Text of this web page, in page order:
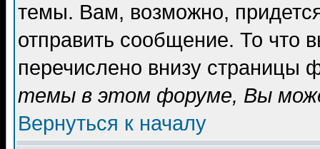
темы. Вам, возможно,
отправить сообщение. То что
перечислено внизу страницы
темы в этом форуме, Вы
Вернуться к началу